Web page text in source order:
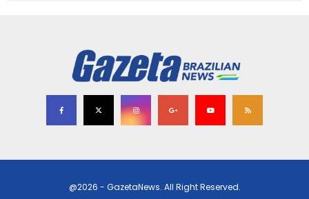
@2026 - GazetaNews. All Right Reserved.